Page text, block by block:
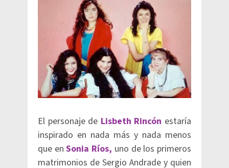
El personaje de Lisbeth Rincón estaría
inspirado en nada más y nada menos
que enSonia Ríos, uno de los primeros
matrimonios de Sergio Andrade y quien